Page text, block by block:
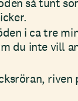
i ca tre
du inte vill
riven